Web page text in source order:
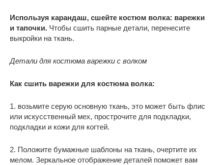
Используя карандаш, сшейте костюм волка: варежки
и тапочки. Чтобы сшить парные детали, перенесите
выкройки на ткань.
Детали для костюма варежки с волком
Как сшить варежки для костюма волка:
1. возьмите серую основную ткань, это может быть флис
или искусственный мех, прострочите для подкладки,
подкладки и кожи для когтей.
2. Положите бумажные шаблоны на ткань, очертите их
мелом. Зеркальное отображение деталей поможет вам